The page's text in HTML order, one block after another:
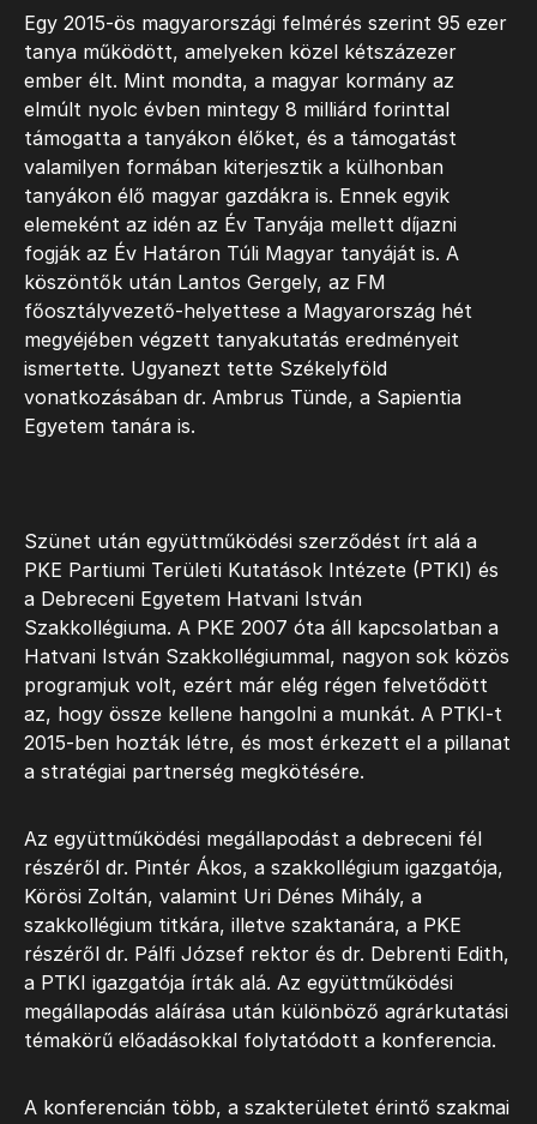
Egy 2015-ös magyarországi felmérés szerint 95 ezer
tanya működött, amelyeken közel kétszázezer
ember élt. Mint mondta, a magyar kormány az
elmúlt nyolc évben mintegy 8 milliárd forinttal
támogatta a tanyákon élőket, és a támogatást
valamilyen formában kiterjesztik a külhonban
tanyákon élő magyar gazdákra is. Ennek egyik
elemeként az idén az Év Tanyája mellett díjazni
fogják az Év Határon Túli Magyar tanyáját is. A
köszöntők után Lantos Gergely, az FM
főosztályvezető-helyettese a Magyarország hét
megyéjében végzett tanyakutatás eredményeit
ismertette. Ugyanezt tette Székelyföld
vonatkozásában dr. Ambrus Tünde, a Sapientia
Egyetem tanára is.
Szünet után együttműködési szerződést írt alá a
PKE Partiumi Területi Kutatások Intézete (PTKI) és
a Debreceni Egyetem Hatvani István
Szakkollégiuma. A PKE 2007 óta áll kapcsolatban a
Hatvani István Szakkollégiummal, nagyon sok közös
programjuk volt, ezért már elég régen felvetődött
az, hogy össze kellene hangolni a munkát. A PTKI-t
2015-ben hozták létre, és most érkezett el a pillanat
a stratégiai partnerség megkötésére.
Az együttműködési megállapodást a debreceni fél
részéről dr. Pintér Ákos, a szakkollégium igazgatója,
Körösi Zoltán, valamint Uri Dénes Mihály, a
szakkollégium titkára, illetve szaktanára, a PKE
részéről dr. Pálfi József rektor és dr. Debrenti Edith,
a PTKI igazgatója írták alá. Az együttműködési
megállapodás aláírása után különböző agrárkutatási
témakörű előadásokkal folytatódott a konferencia.
A konferencián több, a szakterületet érintő szakmai